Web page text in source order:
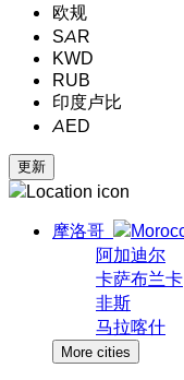
欧规
SAR
KWD
RUB
印度卢比
AED
摩洛哥
阿加迪尔
卡萨布兰卡
非斯
马拉喀什
More cities